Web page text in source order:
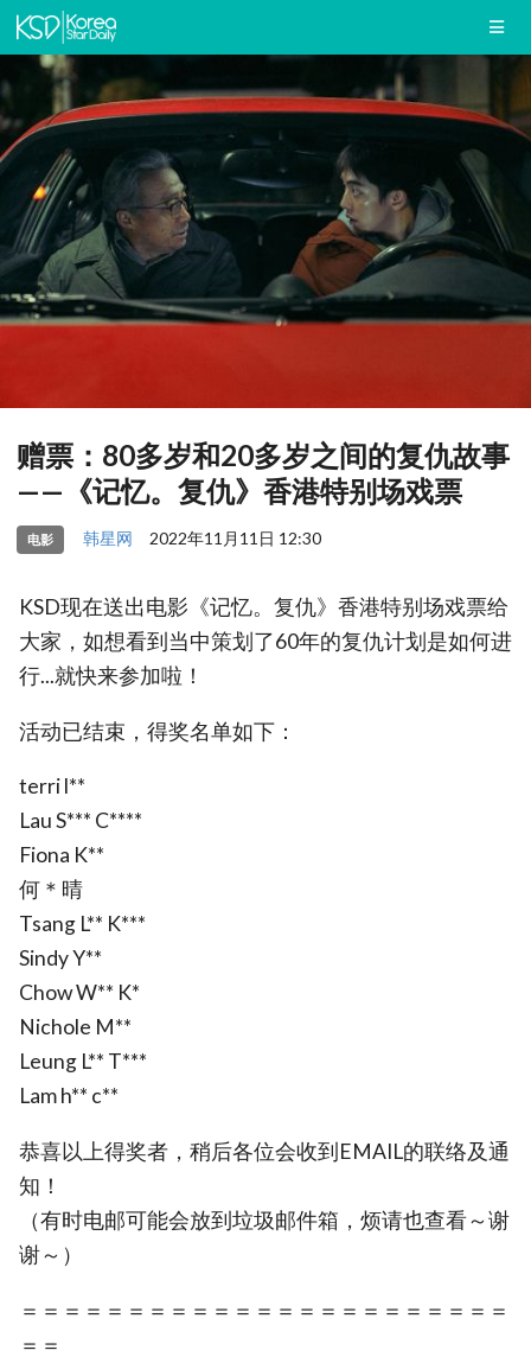
赠票：80多岁和20多岁之间的复仇故事
——《记忆。复仇》香港特别场戏票
电影 韩星网 2022年11月11日 12:30
KSD现在送出电影《记忆。复仇》香港特别场戏票给
大家，如想看到当中策划了60年的复仇计划是如何进
行...就快来参加啦！
活动已结束，得奖名单如下：
terri l**
Lau S*** C****
Fiona K**
何＊晴
Tsang L** K***
Sindy Y**
Chow W** K*
Nichole M**
Leung L** T***
Lam h** c**
恭喜以上得奖者，稍后各位会收到EMAIL的联络及通
知！
（有时电邮可能会放到垃圾邮件箱，烦请也查看～谢
谢～）
＝＝＝＝＝＝＝＝＝＝＝＝＝＝＝＝＝＝＝＝＝＝＝
＝＝